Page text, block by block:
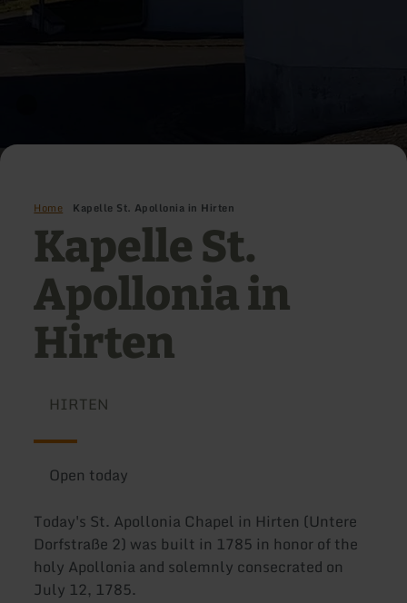
Home Kapelle St. Apollonia in Hirten
Kapelle St.
Apollonia in
Hirten
HIRTEN
Open today
Today's St. Apollonia Chapel in Hirten (Untere
Dorfstraße 2) was built in 1785 in honor of the
holy Apollonia and solemnly consecrated on
July 12, 1785.